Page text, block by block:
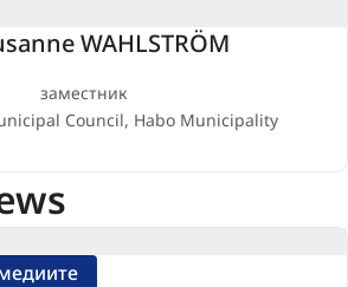
WAHLSTRÖM
заместник
Council, Habo Municipality